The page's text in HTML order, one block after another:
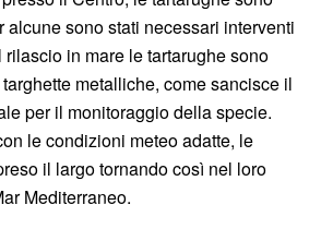
alcune sono stati necessari interventi
in mare le tartarughe sono
metalliche, come sancisce il
per il monitoraggio della specie.
le condizioni meteo adatte, le
il largo tornando così nel loro
Mediterraneo.